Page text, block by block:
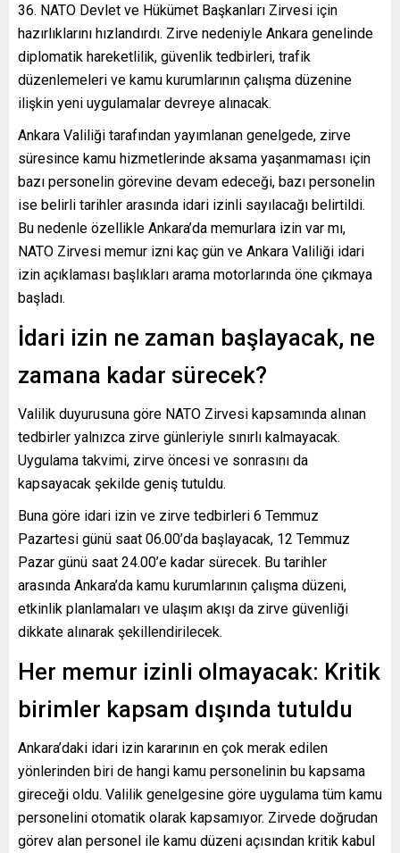
36. NATO Devlet ve Hükümet Başkanları Zirvesi için
hazırlıklarını hızlandırdı. Zirve nedeniyle Ankara genelinde
diplomatik hareketlilik, güvenlik tedbirleri, trafik
düzenlemeleri ve kamu kurumlarının çalışma düzenine
ilişkin yeni uygulamalar devreye alınacak.
Ankara Valiliği tarafından yayımlanan genelgede, zirve
süresince kamu hizmetlerinde aksama yaşanmaması için
bazı personelin görevine devam edeceği, bazı personelin
ise belirli tarihler arasında idari izinli sayılacağı belirtildi.
Bu nedenle özellikle Ankara’da memurlara izin var mı,
NATO Zirvesi memur izni kaç gün ve Ankara Valiliği idari
izin açıklaması başlıkları arama motorlarında öne çıkmaya
başladı.
İdari izin ne zaman başlayacak, ne
zamana kadar sürecek?
Valilik duyurusuna göre NATO Zirvesi kapsamında alınan
tedbirler yalnızca zirve günleriyle sınırlı kalmayacak.
Uygulama takvimi, zirve öncesi ve sonrasını da
kapsayacak şekilde geniş tutuldu.
Buna göre idari izin ve zirve tedbirleri 6 Temmuz
Pazartesi günü saat 06.00’da başlayacak, 12 Temmuz
Pazar günü saat 24.00’e kadar sürecek. Bu tarihler
arasında Ankara’da kamu kurumlarının çalışma düzeni,
etkinlik planlamaları ve ulaşım akışı da zirve güvenliği
dikkate alınarak şekillendirilecek.
Her memur izinli olmayacak: Kritik
birimler kapsam dışında tutuldu
Ankara’daki idari izin kararının en çok merak edilen
yönlerinden biri de hangi kamu personelinin bu kapsama
gireceği oldu. Valilik genelgesine göre uygulama tüm kamu
personelini otomatik olarak kapsamıyor. Zirvede doğrudan
görev alan personel ile kamu düzeni açısından kritik kabul